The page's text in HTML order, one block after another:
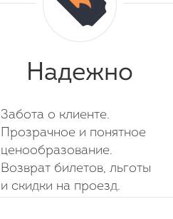
Надежно
Забота о клиенте.
Прозрачное и понятное
ценообразование.
Возврат билетов, льготы
и скидки на проезд.